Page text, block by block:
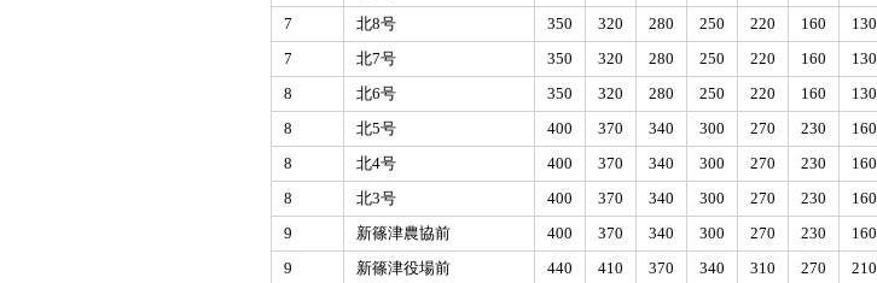
7
北8号 350 320 280 250 220 160
130
7
北7号 350 320 280 250 220 160
130
8
北6号 350 320 280 250 220 160
130
8
北5号 400 370 340 300 270 230 160
8
北4号 400 370 340 300 270 230 160
8
北3号 400 370 340 300 270 230 160
9
新篠津農協前 400 370 340 300 270 230 160
9
新篠津役場前 440 410 370 340 310 270 210